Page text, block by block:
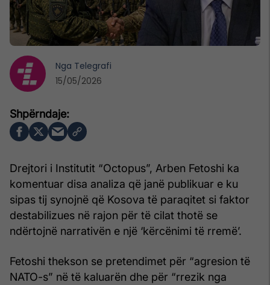
Drejtori i Institutit “Octopus”, Arben Fetoshi ka
komentuar disa analiza që janë publikuar e ku
sipas tij synojnë që Kosova të paraqitet si faktor
destabilizues në rajon për të cilat thotë se
ndërtojnë narrativën e një ‘kërcënimi të rremë’.
Fetoshi thekson se pretendimet për “agresion të
NATO-s” në të kaluarën dhe për “rrezik nga
Nga Telegrafi
15/05/2026